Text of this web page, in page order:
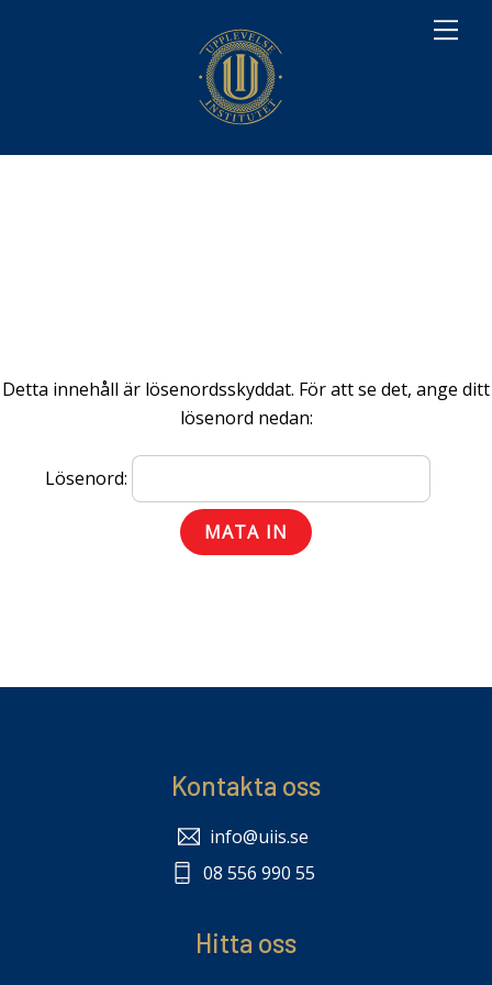
M
e
Detta innehåll är lösenordsskyddat. För att se det, ange ditt
lösenord nedan:
Lösenord:
Kontakta oss
info@uiis.se
08 556 990 55
Hitta oss